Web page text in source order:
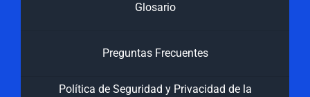
Glosario
Preguntas Frecuentes
Política de Seguridad y Privacidad de la